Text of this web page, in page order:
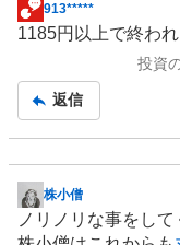
掲
示
事
913*****
1185円以上で終われ
投資
返信
掲
示
株小僧
ノリノリな事をして